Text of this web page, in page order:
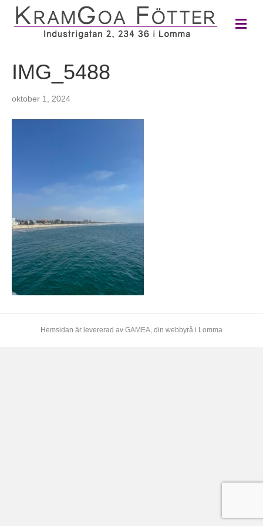
M
e
IMG_5488
oktober 1, 2024
Hemsidan är levererad av GAMEA, din webbyrå i Lomma